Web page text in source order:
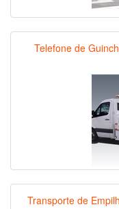
Telefone de
Transporte de